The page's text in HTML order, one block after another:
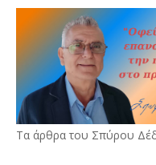
Τα άρθρα του Σπύρου